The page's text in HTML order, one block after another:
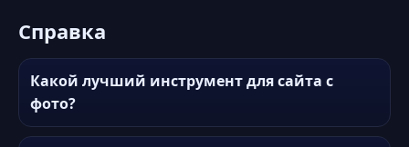
Справка
Какой лучший инструмент для сайта с
фото?